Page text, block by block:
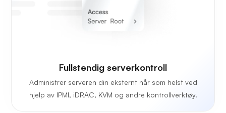
Fullstendig serverkontroll
Administrer serveren din eksternt når som helst ved
hjelp av IPMI, iDRAC, KVM og andre kontrollverktøy.